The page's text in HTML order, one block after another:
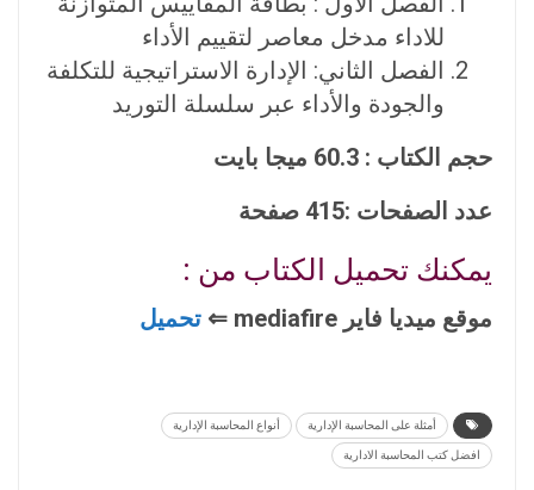
للاداء مدخل معاصر لتقييم الأداء
الفصل الثاني: الإدارة الاستراتيجية للتكلفة
والجودة والأداء عبر سلسلة التوريد
حجم الكتاب : 60.3 ميجا بايت
عدد الصفحات :415 صفحة
يمكنك تحميل الكتاب من :
موقع ميديا فاير mediafire ⇐ تحميل
أمثلة على المحاسبة الإدارية أنواع المحاسبة الإدارية
افضل كتب المحاسبة الادارية